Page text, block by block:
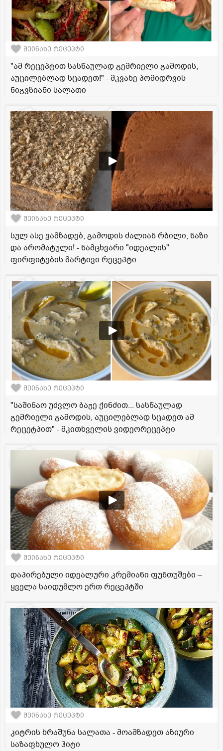
შეინახე რეცეპტი
"ამ რეცეპტით სასწაულად გემრიელი გამოდის,
აუცილებლად სცადეთ!" - მკვახე პომიდრვის
ნიგვზიანი სალათი
შეინახე რეცეპტი
სულ ასე ვამზადებ, გამოდის ძალიან რბილი, ნაზი
და არომატული! - ნამცხვარი "იდეალის"
ფირფიტების მარტივი რეცეპტი
შეინახე რეცეპტი
"საშინაო უძვლო ბაჟე ქინძით... სასწაულად
გემრიელი გამოდის, აუცილებლად სცადეთ ამ
რეცეტპით" - მკითხველის ვიდეორეცეპტი
შეინახე რეცეპტი
დაპირებული იდეალური კრემიანი ფუნთუშები –
ყველა საიდუმლო ერთ რეცეპტში
შეინახე რეცეპტი
კიტრის ხრაშუნა სალათა - მოამზადეთ აზიური
საზაფხულო ჰიტი